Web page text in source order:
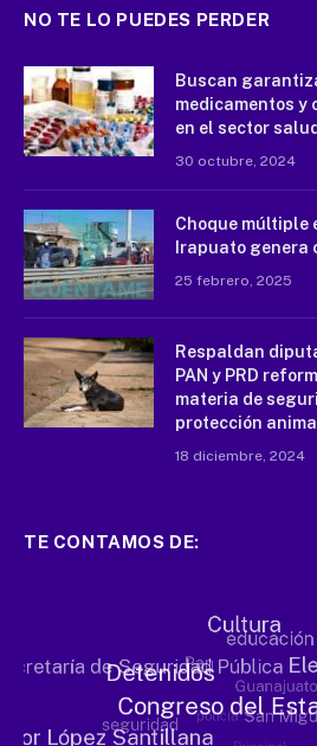
NO TE LO PUEDES PERDER
Buscan
medicamentos y
en el sector salud
30 octubre, 2024
Choque múltiple
Irapuato genera
25 febrero, 2025
Respaldan
PAN y PRD
materia de
protección
18 diciembre, 2024
TE CONTAMOS DE: